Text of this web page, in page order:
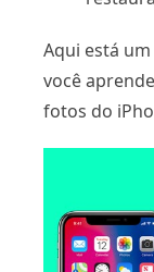
Aqui está
você
fotos do